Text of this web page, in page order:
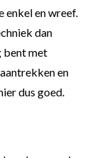
enkel en wreef.
dan
bent met
en
dus goed.